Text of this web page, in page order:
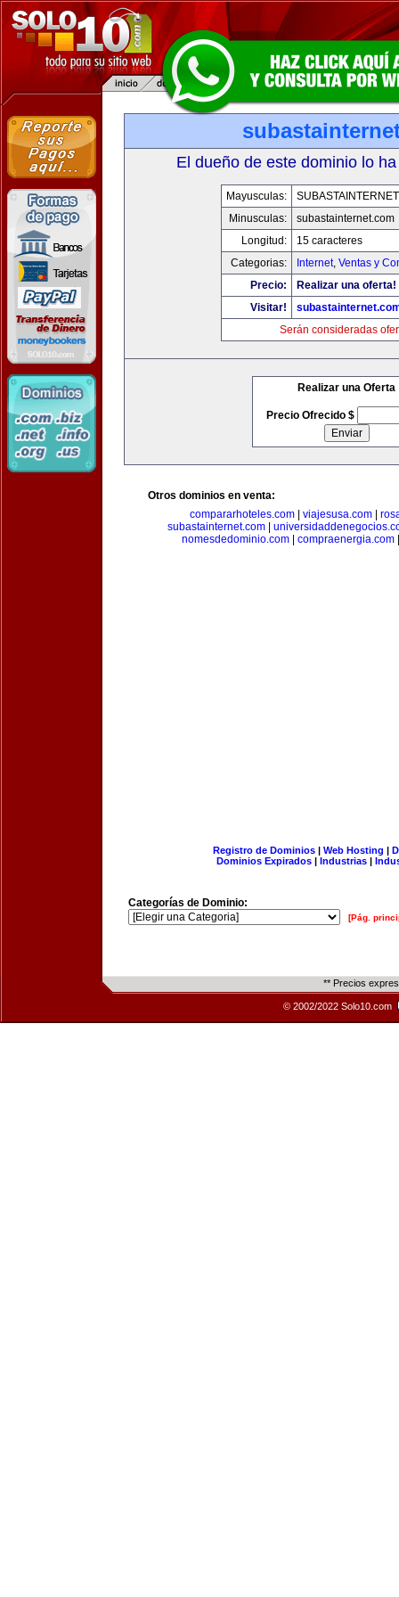
El dueño de este dominio lo
Mayusculas:
Minusculas:
subastainternet.com
Longitud:
15 caracteres
Categorias:
Internet, Ventas y
Precio:
Realizar una oferta!
Visitar!
Serán consideradas
Realizar una Oferta
Precio Ofrecido $
Otros dominios en venta:
compararhoteles.com| viajesusa.com|
subastainternet.com|
nomesdedominio.com| compraenergia.com
Registro de Dominios| Web Hosting |
Dominios Expirados | Industrias |
Categorías de Dominio:
[Pág.
** Precios
© 2002/2022 Solo10.com